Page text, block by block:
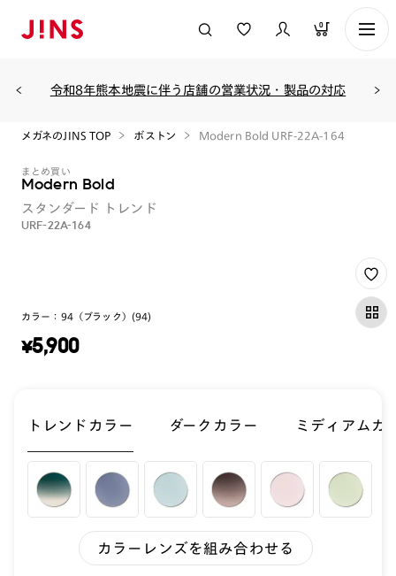
0
令和8年熊本地震に伴う店舗の営業状況・製品の対応
メガネのJINS TOP ボストン Modern Bold URF-22A-164
まとめ買い
Modern Bold
スタンダード トレンド
URF-22A-164
カラー： 94（ブラック）(94)
¥5,900
トレンドカラー ダークカラー ミディアムカ
カラーレンズを組み合わせる